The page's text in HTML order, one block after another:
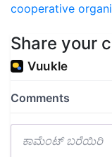
cooperative
Share your